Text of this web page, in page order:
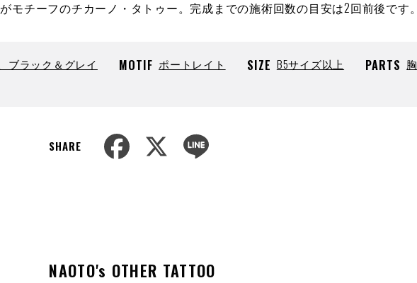
モチーフのチカーノ・タトゥー。完成までの施術回数の目安は2回前後です。
ブラック＆グレイ MOTIF ポートレイト SIZE B5サイズ以上 PARTS 胸
SHARE
NAOTO's OTHER TATTOO